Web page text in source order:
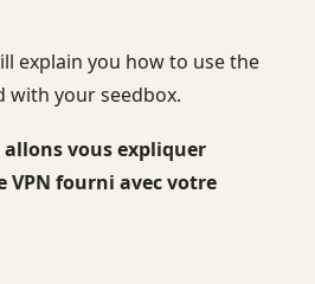
explain you how to use the
with your seedbox.
vous expliquer
fourni avec votre